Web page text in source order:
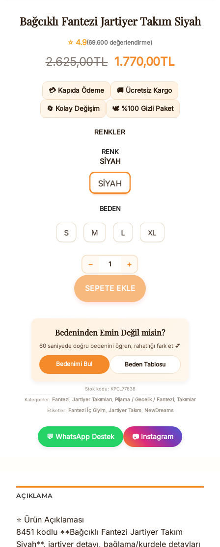
Bağcıklı Fantezi Jartiyer Takım Siyah
⭐ 4.9(69.600 değerlendirme)
2.625,00TL Orijinal
2.625,00TL.
1.770,00TLŞu
💳 Kapıda Ödeme 🚚 Ücretsiz Kargo
🔄 Kolay Değişim 🕊️ %100 Gizli Paket
RENKLER
RENK
SİYAH
SİYAH
BEDEN
S M L XL
Bağcıklı Fantezi Jartiyer Takım Siyah
− +
SEPETE EKLE
Bedeninden Emin Değil misin?
60 saniyede doğru bedenini öğren, rahatlığı fark et 💕
Bedenimi Bul Beden Tablosu
Stok kodu: KPC_77838
Kategoriler: Fantezi, Jartiyer Takımları, Pijama / Gecelik / Fantezi, Takımlar
Etiketler: Fantezi İç Giyim, Jartiyer Takım, NewDreams
💬 WhatsApp Destek 📷 Instagram
AÇIKLAMA
⭐ Ürün Açıklaması
8451 kodlu **Bağcıklı Fantezi Jartiyer Takım
Siyah**, jartiyer detayı, bağlama/kurdele detayları